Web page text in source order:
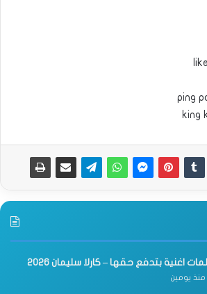
اغنية بتدفع حقها – كارلا سليمان 2026
منذ يومين